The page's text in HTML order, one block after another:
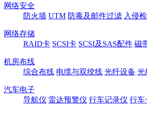
网络安全
防火墙 UTM 防毒及邮件过滤 入侵
网络存储
RAID卡 SCSI卡 SCSI及SAS配件 磁
机房布线
综合布线 电缆与双绞线 光纤设备 光
汽车电子
导航仪 雷达预警仪 行车记录仪 行车